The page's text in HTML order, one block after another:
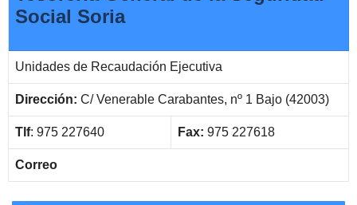
Social Soria
Unidades de Recaudación Ejecutiva
Dirección: C/ Venerable Carabantes, nº 1 Bajo (42003)
Tlf: 975 227640 Fax: 975 227618
Correo